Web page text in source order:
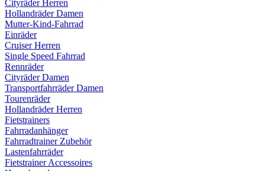
Cityräder Herren
Hollandräder Damen
Mutter-Kind-Fahrrad
Einräder
Cruiser Herren
Single Speed Fahrrad
Rennräder
Cityräder Damen
Transportfahrräder Damen
Tourenräder
Hollandräder Herren
Fietstrainers
Fahrradanhänger
Fahrradtrainer Zubehör
Lastenfahrräder
Fietstrainer Accessoires